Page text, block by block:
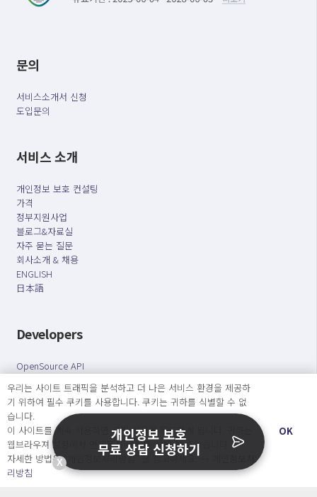
문의
서비스소개서 신청
도입문의
서비스 소개
개인정보 보호 컨설팅
가격
정부지원사업
블로그&자료실
자주 묻는 질문
회사소개 & 채용
ENGLISH
日本語
Developers
OpenSource API
오늘보다 더 나은 내일을 만드는 사람들
개인정보처리방침
○ 개인정보보호 컴플라이언스를 선도하겠습니다.
○ 정보주체의 권리를 보장하겠습니다.
○ 기업의 개인정보보호를 위한 효율적 관리를 보장하겠습니다.
우리는 사이트 트래픽을 분석하고 더 나은 서비스 환경을 제공하
기 위하여 필수 쿠키를 사용합니다. 쿠키는 귀하를 식별할 수 없
습니다.
이 사이트를 계속 사용하면 쿠키 사용에 동의하게 됩니다. 귀하는
웹브라우져 설정에서 언제든지 쿠키를 삭제 할 수있습니다.
자세한 방법은 “개인정보처리방침” 을 참고하세요. →
리방침
OK
X
개인정보 보호
무료 상담 신청하기